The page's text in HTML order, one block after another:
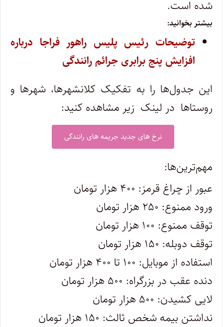
شده است.
بیشتر بخوانید:
توضیحات رئیس پلیس راهور فراجا درباره
افزایش پنج برابری جرائم رانندگی
این جدول‌ها را به تفکیک کلانشهرها، شهرها و
روستاها در لینک زیر مشاهده کنید:
نرخ های جدید جریمه های رانندگی
مهم‌ترین‌ها:
عبور از چراغ قرمز: ۴۰۰ هزار تومان
ورود ممنوع: ۲۵۰ هزار تومان
توقف ممنوع: ۱۰۰ هزار تومان
توقف دوبله: ۱۵۰ هزار تومان
استفاده از موبایل: ۱۰۰ تا ۴۰۰ هزار تومان
دنده عقب در بزرگراه: ۵۰۰ هزار تومان
لایی کشیدن: ۵۰۰ هزار تومان
نداشتن بیمه شخص ثالث: ۱۵۰ هزار تومان